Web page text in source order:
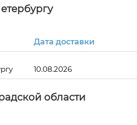
Дата доставки
10.08.2026
области